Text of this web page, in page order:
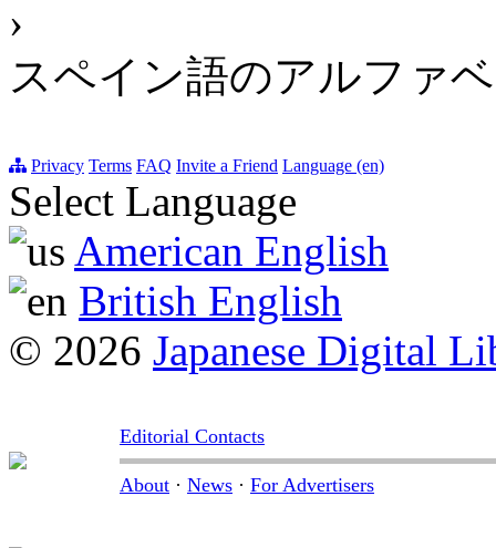
›
スペイン語のアルファ
Privacy Terms FAQ Invite a Friend Language (en)
Select Language
American English
British English
© 2026 Japanese Digital
Editorial Contacts
About · News · For Advertisers